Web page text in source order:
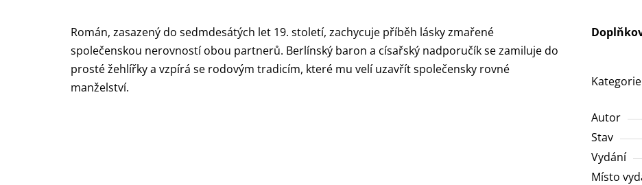
Román, zasazený do sedmdesátých let 19. století, zachycuje příběh lásky zmařené
společenskou nerovností obou partnerů. Berlínský baron a císařský nadporučík se zamiluje do
prosté žehlířky a vzpírá se rodovým tradicím, které mu velí uzavřít společensky rovné
manželství.
Kategorie
Autor
Stav
Vydání
Místo